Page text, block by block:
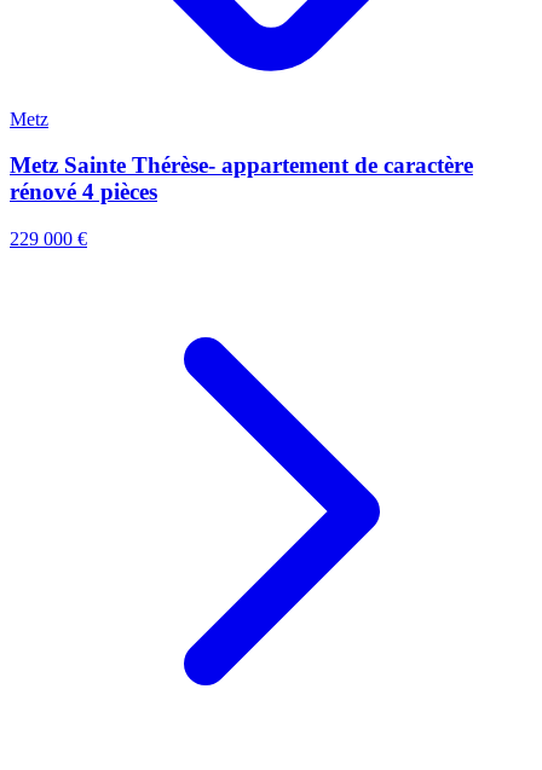
Metz
Metz Sainte Thérèse- appartement de caractère
rénové 4 pièces
229 000 €